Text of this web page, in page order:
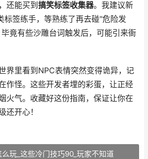
还能买到 搞笑标签收集器。我建议新
标签练手，等熟练了再去碰"危险发
竟有些沙雕台词触发后，可能引来衙
界里看到NPC表情突然变得诡异，记
作怪。这些开发者埋的彩蛋，让正经
火气。收藏好这份指南，保证让你在
还开心！
玩_这些冷门技巧90_玩家不知道